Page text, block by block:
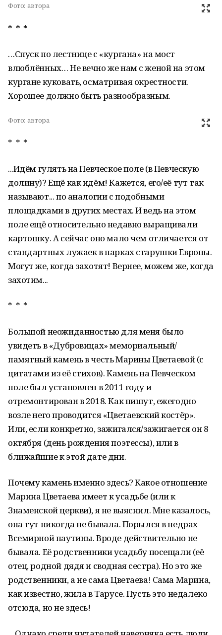
Фото: автора
* * *
…Спуск по лестнице с «кургана» на мост
влюблённых… Не вечно же нам с женой на этом
кургане куковать, осматривая окрестности.
Хорошее должно быть разнообразным.
Фото: автора
* * *
...Идём гулять на Певческое поле (в Певческую
долину)? Ещё как идём! Кажется, его/её тут так
называют... по аналогии с подобными
площадками в других местах. И ведь на этом
поле ещё относительно недавно выращивали
картошку. А сейчас оно мало чем отличается от
стандартных лужаек в парках старушки Европы.
Могут же, когда захотят! Вернее, можем же, когда
захотим...
* * *
Большой неожиданностью для меня было
увидеть в «Дубровицах» мемориальный/
памятный камень в честь Марины Цветаевой (с
цитатами из её стихов). Камень на Певческом
поле был установлен в 2011 году и
отремонтирован в 2018. Как пишут, ежегодно
возле него проводится «Цветаевский костёр».
Или, если конкретно, зажигался/зажигается он 8
октября (день рождения поэтессы), или в
ближайшие к этой дате дни.
Почему камень именно здесь? Какое отношение
Марина Цветаева имеет к усадьбе (или к
Знаменской церкви), я не выяснил. Мне казалось,
она тут никогда не бывала. Порылся в недрах
Всемирной паутины. Вроде действительно не
бывала. Её родственники усадьбу посещали (её
отец, родной дядя и сводная сестра). Но это же
родственники, а не сама Цветаева! Сама Марина,
как известно, жила в Тарусе. Пусть это недалеко
отсюда, но не здесь!